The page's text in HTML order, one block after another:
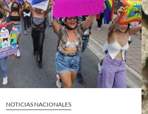
NOTICIAS NACIONALES